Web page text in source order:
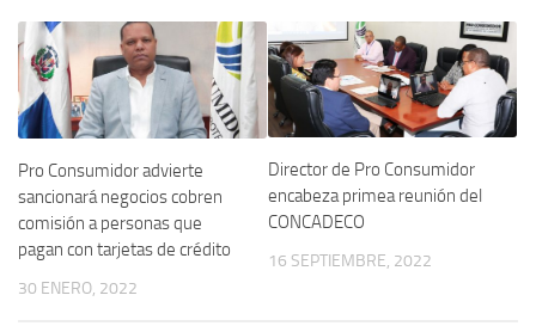
Pro Consumidor advierte
sancionará negocios cobren
comisión a personas que
pagan con tarjetas de crédito
30 ENERO, 2022
Director de Pro Consumidor
encabeza primea reunión del
CONCADECO
16 SEPTIEMBRE, 2022